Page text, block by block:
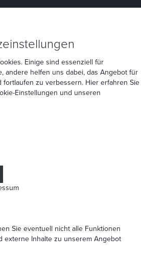
Einige sind essenziell für
andere helfen uns dabei, das Angebot für
fortlaufen zu verbessern. Hier erfahren Sie
Einstellungen und unseren
Sie eventuell nicht alle Funktionen
externe Inhalte zu unserem Angebot